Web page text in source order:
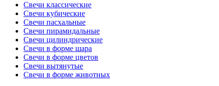
Свечи классические
Свечи кубические
Свечи пасхальные
Свечи пирамидальные
Свечи цилиндрические
Свечи в форме шара
Свечи в форме цветов
Свечи вытянутые
Свечи в форме животных